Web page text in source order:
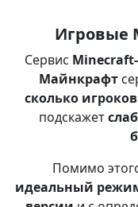
Игровые
Сервис
Майнкрафт
сколько
подскажет
Помимо
идеальный